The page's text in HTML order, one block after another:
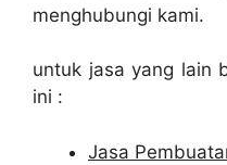
menghubungi kami.
untuk jasa yang lain
ini :
Jasa